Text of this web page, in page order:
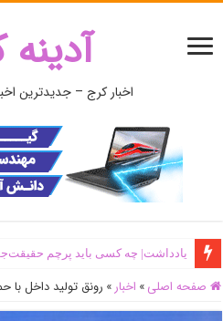
اخبار کرج – جدیدترین
یادداشت| ‌چه کسی باید پرچم
صفحه اصلی » اخبار » رونق تولید داخل با